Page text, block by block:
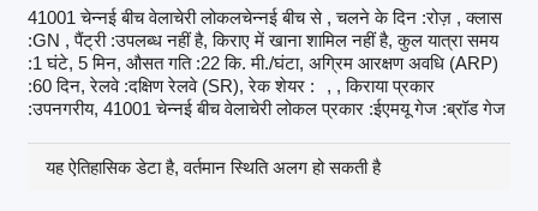
41001 चेन्नई बीच वेलाचेरी लोकलचेन्नई बीच से , चलने के दिन :रोज़ , क्लास
:GN , पैंट्री :उपलब्ध नहीं है, किराए में खाना शामिल नहीं है, कुल यात्रा समय
:1 घंटे, 5 मिन, औसत गति :22 कि. मी./घंटा, अग्रिम आरक्षण अवधि (ARP)
:60 दिन, रेलवे :दक्षिण रेलवे (SR), रेक शेयर :
, , किराया प्रकार
:उपनगरीय, 41001 चेन्नई बीच वेलाचेरी लोकल प्रकार :ईएमयू गेज :ब्रॉड गेज
यह ऐतिहासिक डेटा है, वर्तमान स्थिति अलग हो सकती है